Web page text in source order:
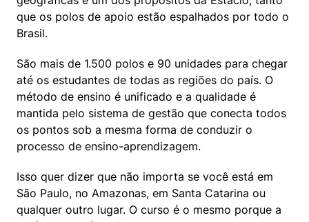
que os polos de apoio estão espalhados por todo o
Brasil.
São mais de 1.500 polos e 90 unidades para chegar
até os estudantes de todas as regiões do país. O
método de ensino é unificado e a qualidade é
mantida pelo sistema de gestão que conecta todos
os pontos sob a mesma forma de conduzir o
processo de ensino-aprendizagem.
Isso quer dizer que não importa se você está em
São Paulo, no Amazonas, em Santa Catarina ou
qualquer outro lugar. O curso é o mesmo porque a